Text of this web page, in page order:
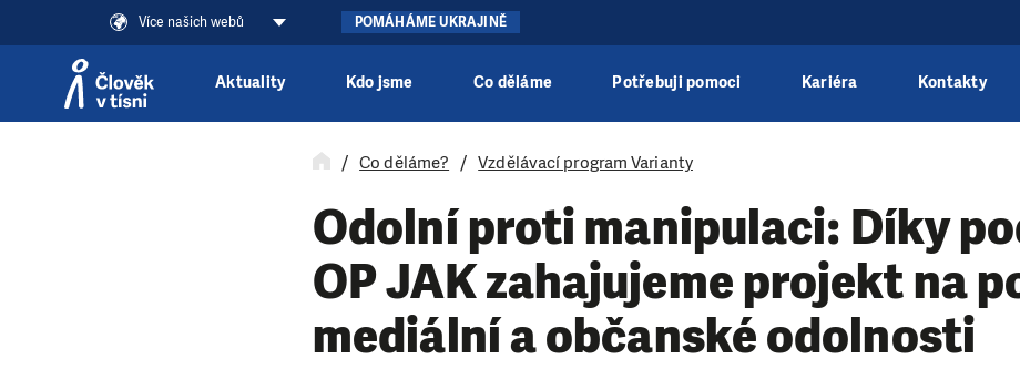
Více našich webů POMÁHÁME UKRAJINĚ
Aktuality Kdo jsme Co děláme Potřebuji pomoci Kariéra Kontakty
Co děláme? Vzdělávací program Varianty
Odolní proti manipulaci: Díky
OP JAK zahajujeme projekt na
mediální a občanské odolnosti